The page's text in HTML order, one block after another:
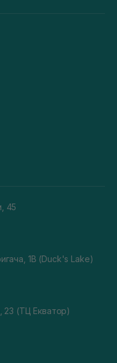
45
1В (Duck's Lake)
23 (ТЦ Екватор)